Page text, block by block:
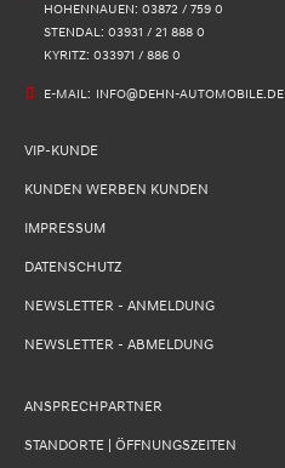
HOHENNAUEN: 03872 / 759 0
STENDAL: 03931 / 21 888 0
KYRITZ: 033971 / 886 0
E-MAIL: INFO@DEHN-AUTOMOBILE.DE
VIP-KUNDE
KUNDEN WERBEN KUNDEN
IMPRESSUM
DATENSCHUTZ
NEWSLETTER - ANMELDUNG
NEWSLETTER - ABMELDUNG
ANSPRECHPARTNER
STANDORTE | ÖFFNUNGSZEITEN